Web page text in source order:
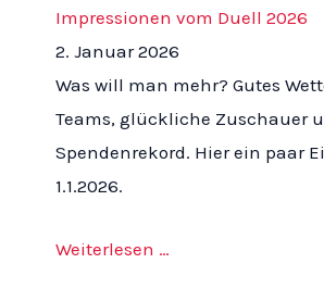
Impressionen vom Duell 2026
2. Januar 2026
Was will man mehr? Gutes
Teams, glückliche Zuschauer
Spendenrekord. Hier ein paar
1.1.2026.
Weiterlesen …